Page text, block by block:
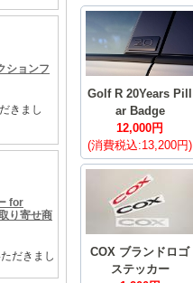
Golf R 20Years Pill
ar Badge
12,000円
(消費税込:13,200円)
COX ブランドロゴ
ステッカー